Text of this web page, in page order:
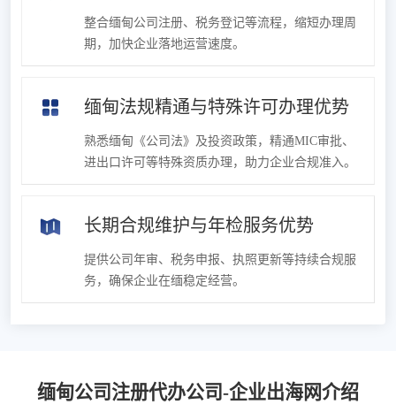
整合缅甸公司注册、税务登记等流程，缩短办理周
期，加快企业落地运营速度。
缅甸法规精通与特殊许可办理优势
熟悉缅甸《公司法》及投资政策，精通MIC审批、
进出口许可等特殊资质办理，助力企业合规准入。
长期合规维护与年检服务优势
提供公司年审、税务申报、执照更新等持续合规服
务，确保企业在缅稳定经营。
缅甸公司注册代办公司-企业出海网介绍